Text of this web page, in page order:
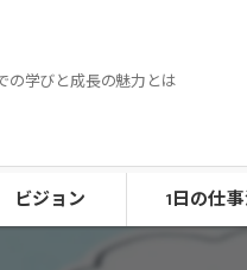
の学びと成長の魅力とは
ビジョン 1日の仕